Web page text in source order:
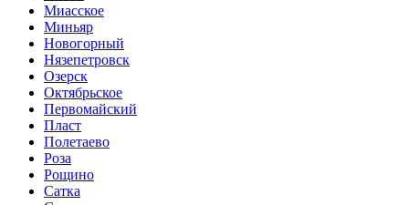
Миасское
Миньяр
Новогорный
Нязепетровск
Озерск
Октябрьское
Первомайский
Пласт
Полетаево
Роза
Рощино
Сатка